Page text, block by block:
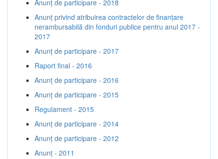
Anunț de participare - 2018
Anunț privind atribuirea contractelor de finanţare
nerambursabilă din fonduri publice pentru anul 2017 -
2017
Anunț de participare - 2017
Raport final - 2016
Anunț de participare - 2016
Anunț de participare - 2015
Regulament - 2015
Anunț de participare - 2014
Anunț de participare - 2012
Anunț - 2011